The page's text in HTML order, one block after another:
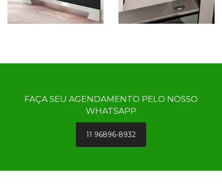
FAÇA SEU AGENDAMENTO PELO NOSSO
WHATSAPP
11 96896-8932